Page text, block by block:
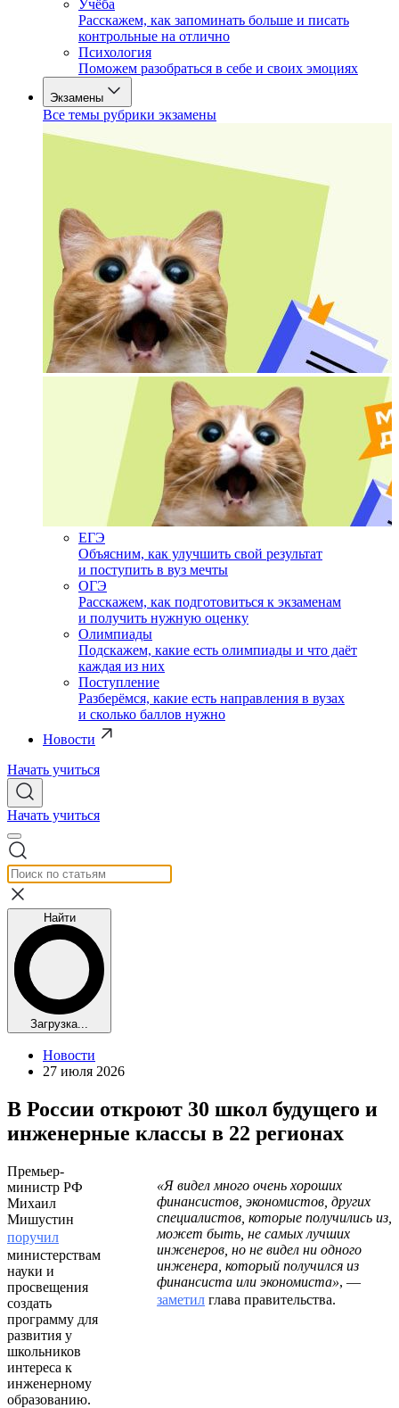
Учёба
Расскажем, как запоминать больше и писать
контрольные на отлично
Психология
Поможем разобраться в себе и своих эмоциях
Экзамены
Все темы рубрики экзамены
ЕГЭ
Объясним, как улучшить свой результат
и поступить в вуз мечты
ОГЭ
Расскажем, как подготовиться к экзаменам
и получить нужную оценку
Олимпиады
Подскажем, какие есть олимпиады и что даёт
каждая из них
Поступление
Разберёмся, какие есть направления в вузах
и сколько баллов нужно
Новости
Начать учиться
Начать учиться
Найти
Загрузка...
Новости
27 июля 2026
В России откроют 30 школ будущего и
инженерные классы в 22 регионах
Премьер-
министр РФ
Михаил
Мишустин
поручил
министерствам
науки и
просвещения
создать
программу для
развития у
школьников
интереса к
инженерному
образованию.
«Я видел много очень хороших
финансистов, экономистов, других
специалистов, которые получились из,
может быть, не самых лучших
инженеров, но не видел ни одного
инженера, который получился из
финансиста или экономиста», —
заметил глава правительства.